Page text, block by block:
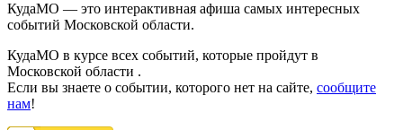
КудаМО — это интерактивная афиша самых интересных
событий Московской области.
КудаМО в курсе всех событий, которые пройдут в
Московской области .
Если вы знаете о событии, которого нет на сайте, сообщите
нам!